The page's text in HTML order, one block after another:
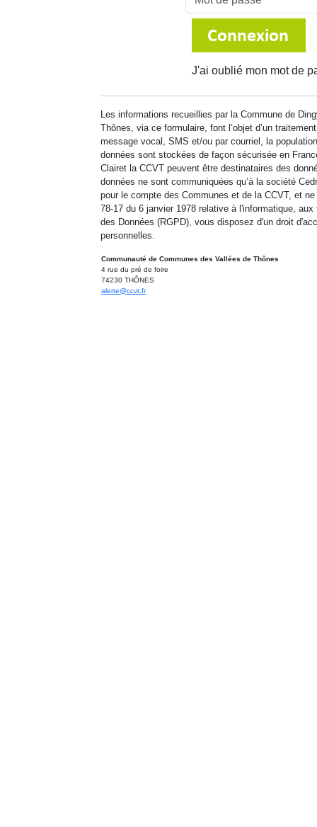
J'ai oublié mon mot de
Les informations recueillies par la Commune de
Thônes, via ce formulaire, font l’objet d’un
message vocal, SMS et/ou par courriel, la
données sont stockées de façon sécurisée en
Clairet la CCVT peuvent être destinataires des
données ne sont communiquées qu’à la société
pour le compte des Communes et de la CCVT, et
78-17 du 6 janvier 1978 relative à l'informatique,
des Données (RGPD), vous disposez d'un droit
personnelles.
Communauté de Communes des Vallées de Thônes
4 rue du pré de foire
74230 THÔNES
alerte@ccvt.fr